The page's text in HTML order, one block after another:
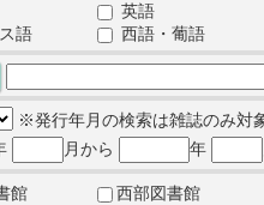
英語
語
西語・葡語
※発行年月の検索は雑誌のみ対
月から 年
館 西部図書館